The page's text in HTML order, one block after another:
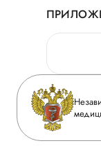
Новости
Руководство
Сотрудничество
Инвесторам
Журнал «Мать и
Вакансии
Личный кабинет
Персональные
Горячая линия
Вопрос-ответ
Приложение
Статьи